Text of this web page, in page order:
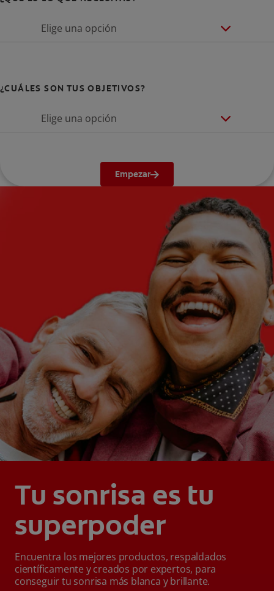
Elige una opción
¿CUÁLES SON TUS OBJETIVOS?
Elige una opción
Empezar
Tu sonrisa es tu
superpoder
Encuentra los mejores productos, respaldados
científicamente y creados por expertos, para
conseguir tu sonrisa más blanca y brillante.